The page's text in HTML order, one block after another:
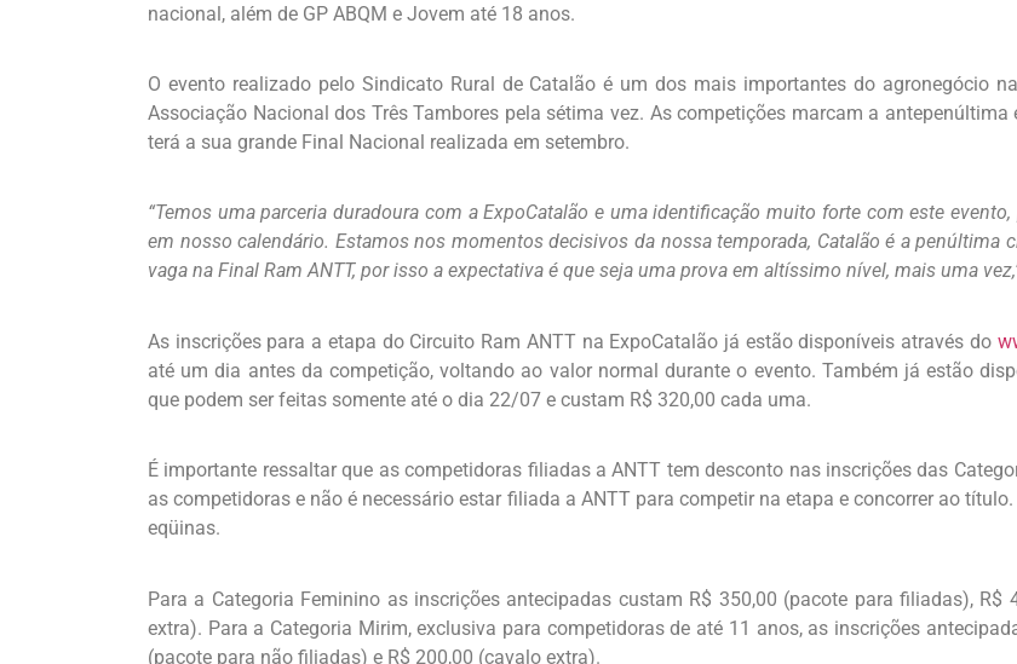
nacional, além de GP ABQM e Jovem até 18 anos.
O evento realizado pelo Sindicato Rural de Catalão é um dos mais importantes do agronegócio
Associação Nacional dos Três Tambores pela sétima vez. As competições marcam a
terá a sua grande Final Nacional realizada em setembro.
“Temos uma parceria duradoura com a ExpoCatalão e uma identificação muito forte com este
em nosso calendário. Estamos nos momentos decisivos da nossa temporada, Catalão é a penúltima
vaga na Final Ram ANTT, por isso a expectativa é que seja uma prova em altíssimo nível, mais uma
As inscrições para a etapa do Circuito Ram ANTT na ExpoCatalão já estão disponíveis através do
até um dia antes da competição, voltando ao valor normal durante o evento. Também já estão
que podem ser feitas somente até o dia 22/07 e custam R$ 320,00 cada uma.
É importante ressaltar que as competidoras filiadas a ANTT tem desconto nas inscrições das
as competidoras e não é necessário estar filiada a ANTT para competir na etapa e concorrer ao
eqüinas.
Para a Categoria Feminino as inscrições antecipadas custam R$ 350,00 (pacote para filiadas),
extra). Para a Categoria Mirim, exclusiva para competidoras de até 11 anos, as inscrições
(pacote para não filiadas) e R$ 200,00 (cavalo extra).